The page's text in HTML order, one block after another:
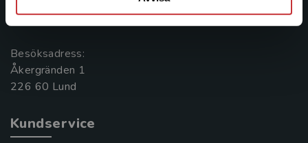
Besöksadress:
Åkergränden 1
Kundservice